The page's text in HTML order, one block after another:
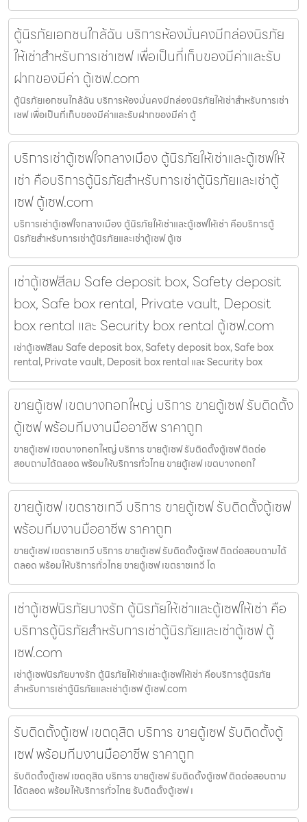
ตู้นิรภัยเอกชนใกล้ฉัน บริการห้องมั่นคงมีกล่องนิรภัย
ให้เช่าสำหรับการเช่าเซฟ เพื่อเป็นที่เก็บของมีค่าและรับ
ฝากของมีค่า ตู้เซฟ.com
ตู้นิรภัยเอกชนใกล้ฉัน บริการห้องมั่นคงมีกล่องนิรภัยให้เช่าสำหรับการเช่า
เซฟ เพื่อเป็นที่เก็บของมีค่าและรับฝากของมีค่า ตู้
บริการเช่าตู้เซฟใจกลางเมือง ตู้นิรภัยให้เช่าและตู้เซฟให้
เช่า คือบริการตู้นิรภัยสำหรับการเช่าตู้นิรภัยและเช่าตู้
เซฟ ตู้เซฟ.com
บริการเช่าตู้เซฟใจกลางเมือง ตู้นิรภัยให้เช่าและตู้เซฟให้เช่า คือบริการตู้
นิรภัยสำหรับการเช่าตู้นิรภัยและเช่าตู้เซฟ ตู้เซ
เช่าตู้เซฟสีลม Safe deposit box, Safety deposit
box, Safe box rental, Private vault, Deposit
box rental และ Security box rental ตู้เซฟ.com
เช่าตู้เซฟสีลม Safe deposit box, Safety deposit box, Safe box
rental, Private vault, Deposit box rental และ Security box
ขายตู้เซฟ เขตบางกอกใหญ่ บริการ ขายตู้เซฟ รับติดตั้ง
ตู้เซฟ พร้อมทีมงานมืออาชีพ ราคาถูก
ขายตู้เซฟ เขตบางกอกใหญ่ บริการ ขายตู้เซฟ รับติดตั้งตู้เซฟ ติดต่อ
สอบถามได้ตลอด พร้อมให้บริการทั่วไทย ขายตู้เซฟ เขตบางกอกใ
ขายตู้เซฟ เขตราชเทวี บริการ ขายตู้เซฟ รับติดตั้งตู้เซฟ
พร้อมทีมงานมืออาชีพ ราคาถูก
ขายตู้เซฟ เขตราชเทวี บริการ ขายตู้เซฟ รับติดตั้งตู้เซฟ ติดต่อสอบถามได้
ตลอด พร้อมให้บริการทั่วไทย ขายตู้เซฟ เขตราชเทวี โด
เช่าตู้เซฟนิรภัยบางรัก ตู้นิรภัยให้เช่าและตู้เซฟให้เช่า คือ
บริการตู้นิรภัยสำหรับการเช่าตู้นิรภัยและเช่าตู้เซฟ ตู้
เซฟ.com
เช่าตู้เซฟนิรภัยบางรัก ตู้นิรภัยให้เช่าและตู้เซฟให้เช่า คือบริการตู้นิรภัย
สำหรับการเช่าตู้นิรภัยและเช่าตู้เซฟ ตู้เซฟ.com
รับติดตั้งตู้เซฟ เขตดุสิต บริการ ขายตู้เซฟ รับติดตั้งตู้
เซฟ พร้อมทีมงานมืออาชีพ ราคาถูก
รับติดตั้งตู้เซฟ เขตดุสิต บริการ ขายตู้เซฟ รับติดตั้งตู้เซฟ ติดต่อสอบถาม
ได้ตลอด พร้อมให้บริการทั่วไทย รับติดตั้งตู้เซฟ เ